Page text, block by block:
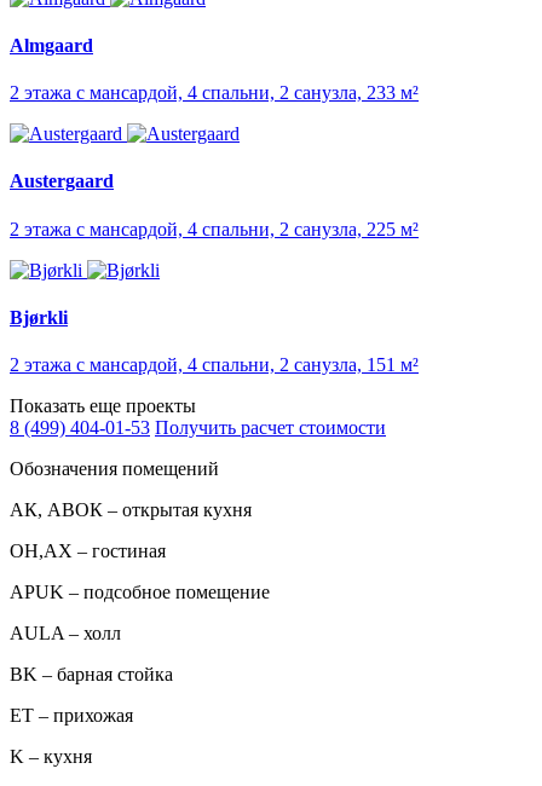
Almgaard
2 этажа с мансардой, 4 спальни, 2 санузла, 233 м²
Austergaard
2 этажа с мансардой, 4 спальни, 2 санузла, 225 м²
Bjørkli
2 этажа с мансардой, 4 спальни, 2 санузла, 151 м²
Показать еще проекты
8 (499) 404-01-53 Получить расчет стоимости
Обозначения помещений
АК, АВОК – открытая кухня
ОН,AX – гостиная
APUK – подсобное помещение
AULA – холл
BK – барная стойка
ET – прихожая
K – кухня